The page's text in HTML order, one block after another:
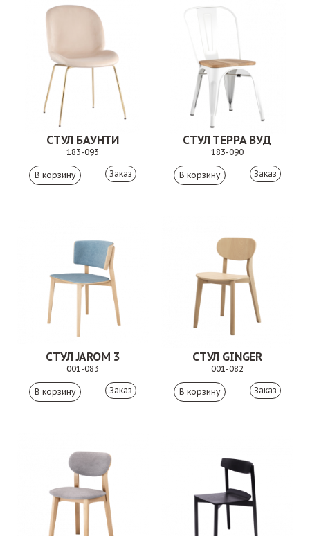
СТУЛ БАУНТИ
183-093
Заказ
СТУЛ ТЕРРА ВУД
183-090
Заказ
СТУЛ JAROM 3
001-083
Заказ
СТУЛ GINGER
001-082
Заказ